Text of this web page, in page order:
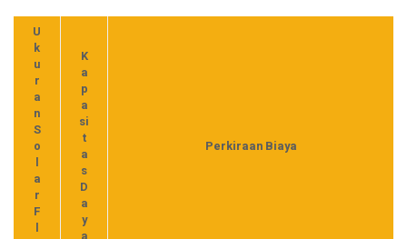
U
k
u
r
a
n
S
o
l
a
r
F
l
K
a
p
a
si
t
a
s
D
a
y
Perkiraan Biaya